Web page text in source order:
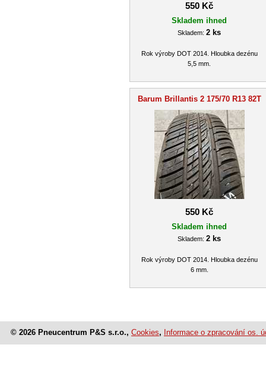
550 Kč
Skladem ihned
Skladem: 2 ks
Rok výroby DOT 2014. Hloubka dezénu
5,5 mm.
Barum Brillantis 2 175/70 R13 82T
550 Kč
Skladem ihned
Skladem: 2 ks
Rok výroby DOT 2014. Hloubka dezénu
6 mm.
© 2026 Pneucentrum P&S s.r.o., Cookies, Informace o zpracování os.